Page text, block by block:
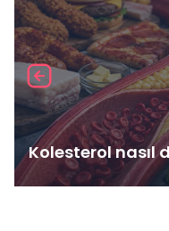
Kolesterol nasıl